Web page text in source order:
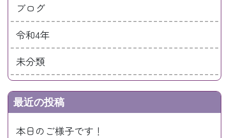
ブログ
令和4年
未分類
最近の投稿
本日のご様子です！